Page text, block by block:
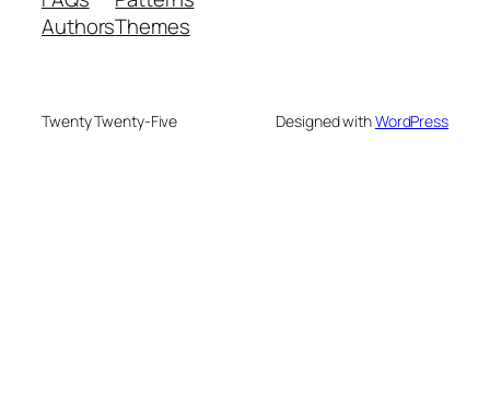
AuthorsThemes
Twenty Twenty-Five Designed withWordPress